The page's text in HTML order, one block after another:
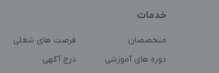
خدمات
متخصصان
فرصت های شغلی
دوره های آموزشی
درج آگهی